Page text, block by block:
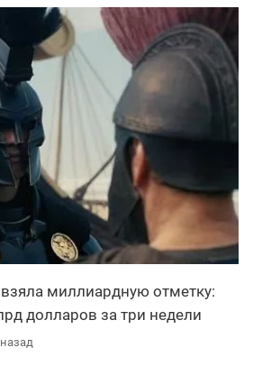
миллиардную отметку:
долларов за три недели